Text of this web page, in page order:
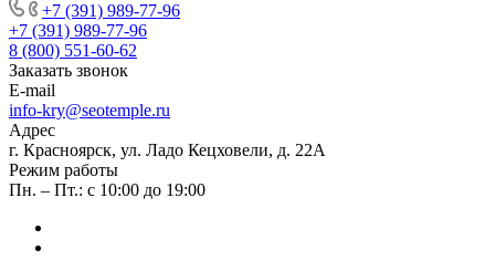
+7 (391) 989-77-96
+7 (391) 989-77-96
8 (800) 551-60-62
Заказать звонок
E-mail
info-kry@seotemple.ru
Адрес
г. Красноярск, ул. Ладо Кецховели, д. 22А
Режим работы
Пн. – Пт.: с 10:00 до 19:00